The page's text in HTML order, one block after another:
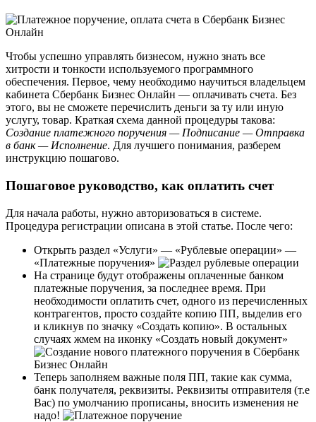
Чтобы успешно управлять бизнесом, нужно знать все
хитрости и тонкости используемого программного
обеспечения. Первое, чему необходимо научиться владельцем
кабинета Сбербанк Бизнес Онлайн — оплачивать счета. Без
этого, вы не сможете перечислить деньги за ту или иную
услугу, товар. Краткая схема данной процедуры такова:
Создание платежного поручения — Подписание — Отправка
в банк — Исполнение. Для лучшего понимания, разберем
инструкцию пошагово.
Пошаговое руководство, как оплатить счет
Для начала работы, нужно авторизоваться в системе.
Процедура регистрации описана в этой статье. После чего:
Открыть раздел «Услуги» — «Рублевые операции» —
«Платежные поручения»
На странице будут отображены оплаченные банком
платежные поручения, за последнее время. При
необходимости оплатить счет, одного из перечисленных
контрагентов, просто создайте копию ПП, выделив его
и кликнув по значку «Создать копию». В остальных
случаях жмем на иконку «Создать новый документ»
Теперь заполняем важные поля ПП, такие как сумма,
банк получателя, реквизиты. Реквизиты отправителя (т.е
Вас) по умолчанию прописаны, вносить изменения не
надо!